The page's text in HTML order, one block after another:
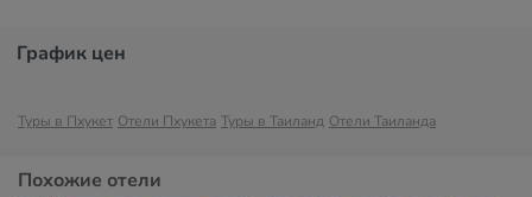
График цен
Туры в Пхукет Отели Пхукета Туры в Таиланд Отели Таиланда
Похожие отели